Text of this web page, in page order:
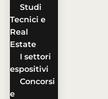
Studi
Tecnici e
Real
Estate
I settori
espositivi
Concorsi
e